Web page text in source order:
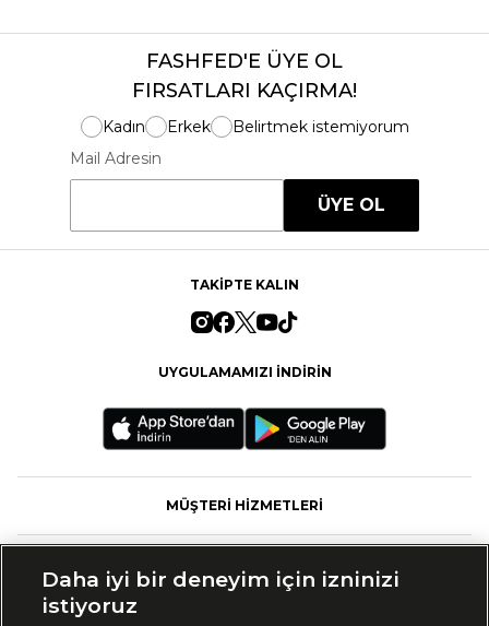
FASHFED'E ÜYE OL
FIRSATLARI KAÇIRMA!
Kadın Erkek
Belirtmek istemiyorum
Mail Adresin
ÜYE OL
TAKİPTE KALIN
UYGULAMAMIZI İNDİRİN
MÜŞTERİ HİZMETLERİ
Daha iyi bir deneyim için izninizi
istiyoruz